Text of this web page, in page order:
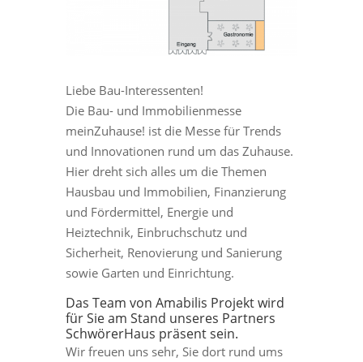
Liebe Bau-Interessenten!
Die Bau- und Immobilienmesse
meinZuhause! ist die Messe für Trends
und Innovationen rund um das Zuhause.
Hier dreht sich alles um die Themen
Hausbau und Immobilien, Finanzierung
und Fördermittel, Energie und
Heiztechnik, Einbruchschutz und
Sicherheit, Renovierung und Sanierung
sowie Garten und Einrichtung.
Das Team von Amabilis Projekt wird
für Sie am Stand unseres Partners
SchwörerHaus präsent sein.
Wir freuen uns sehr, Sie dort rund ums